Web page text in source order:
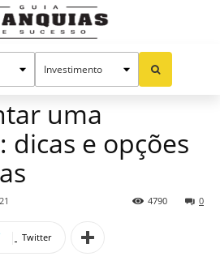
uma
dicas e opções
0
4790
Twitter